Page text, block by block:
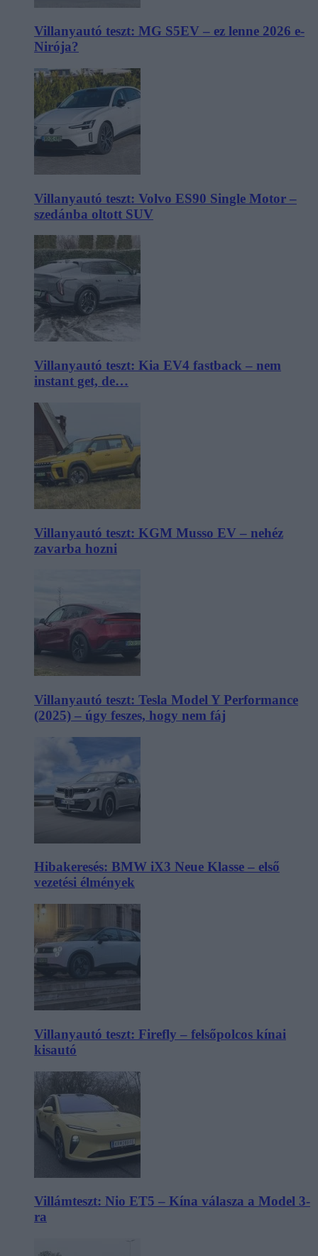
Villanyautó teszt: MG S5EV – ez lenne 2026 e-
Nirója?
Villanyautó teszt: Volvo ES90 Single Motor –
szedánba oltott SUV
Villanyautó teszt: Kia EV4 fastback – nem
instant get, de…
Villanyautó teszt: KGM Musso EV – nehéz
zavarba hozni
Villanyautó teszt: Tesla Model Y Performance
(2025) – úgy feszes, hogy nem fáj
Hibakeresés: BMW iX3 Neue Klasse – első
vezetési élmények
Villanyautó teszt: Firefly – felsőpolcos kínai
kisautó
Villámteszt: Nio ET5 – Kína válasza a Model 3-
ra